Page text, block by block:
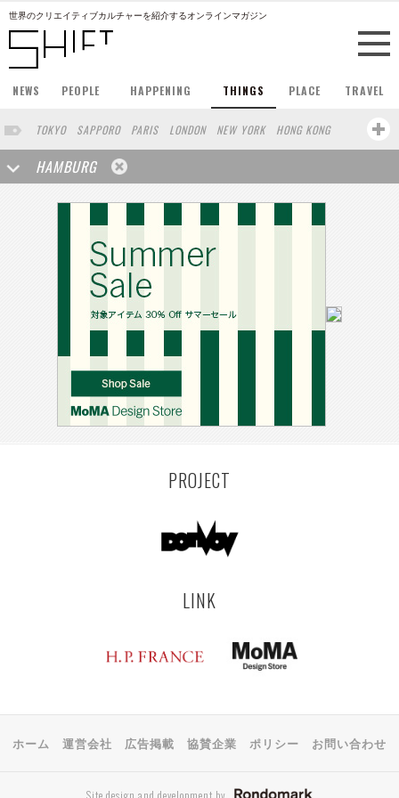
世界のクリエイティブカルチャーを紹介するオンラインマガジン
NEWS PEOPLE HAPPENING THINGS PLACE TRAVEL
TOKYO SAPPORO PARIS LONDON NEW YORK
HONG KONG
BERLIN
BARCELONA SINGAPORE
STOCKHOLM
SAN FRANCISCO
AMSTERDAM
LOS ANGELES
SHANGHAI WIEN MADRID ZURICH
BEIJING
TAIPEI
VANCOUVER HELSINKI VILNIUS
SENDAI
MELBOURNE
FRANKFURT LISBON CHICAGO
CAPE TOWN
RIO DE JANEIRO
HAMBURG
PROJECT
LINK
ホーム 運営会社 広告掲載 協賛企業 ポリシー お問い合わせ
Site design and development by